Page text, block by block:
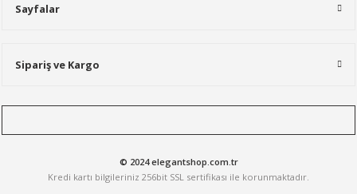
Sayfalar
Sipariş ve Kargo
© 2024 elegantshop.com.tr
Kredi kartı bilgileriniz 256bit SSL sertifikası ile korunmaktadır.